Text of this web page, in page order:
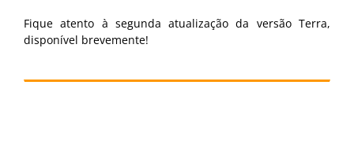
Fique atento à segunda atualização da versão Terra,
disponível brevemente!